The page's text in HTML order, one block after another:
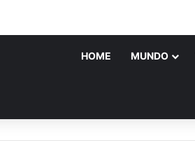
HOME MUNDO